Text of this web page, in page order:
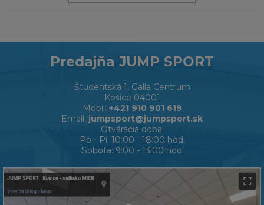
Predajňa JUMP SPORT
Študentská 1, Galla Centrum
Košice 04001
Mobil: +421 910 901 619
Email: jumpsport@jumpsport.sk
Otváracia doba:
Po - Pi: 10:00 - 18:00 hod,
Sobota: 9:00 - 13:00 hod